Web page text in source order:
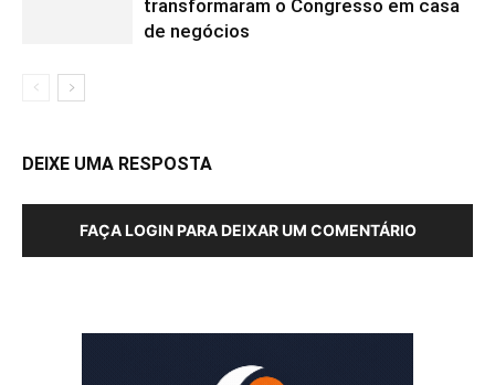
transformaram o Congresso em casa
de negócios
DEIXE UMA RESPOSTA
FAÇA LOGIN PARA DEIXAR UM COMENTÁRIO